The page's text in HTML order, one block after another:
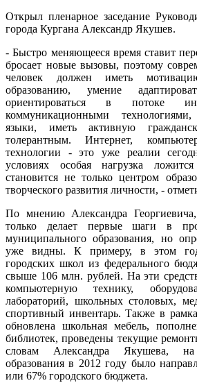
Открыл пленарное заседание
города Кургана Александр Якушев.
- Быстро меняющееся время ставит
бросает новые вызовы, поэтому
человек должен иметь
образованию, умение
ориентироваться в потоке
коммуникационными
языки, иметь активную
толерантным. Интернет,
технологии - это уже реалии
условиях особая нагрузка
становится не только центром
творческого развития личности, -
По мнению Александра
только делает первые шаги в
муниципального образования, но
уже видны. К примеру, в этом
городских школ из федерального
свыше 106 млн. рублей. На эти
компьютерную технику,
лабораторий, школьных столовых,
спортивный инвентарь. Также в
обновлена школьная мебель,
библиотек, проведены текущие
словам Александра Якушева,
образования в 2012 году было
или 67% городского бюджета.